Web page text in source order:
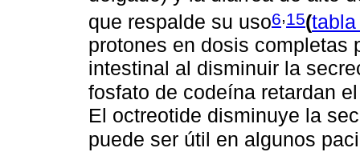
que respalde su uso6,15(
protones en dosis completas
intestinal al disminuir la
fosfato de codeína retardan
El octreotide disminuye la
puede ser útil en algunos